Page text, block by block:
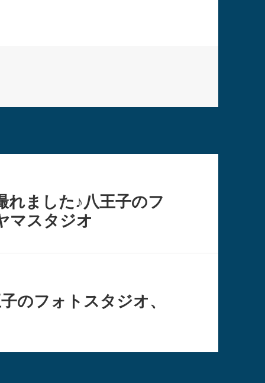
れました♪八王子のフ
マスタジオ
のフォトスタジオ、